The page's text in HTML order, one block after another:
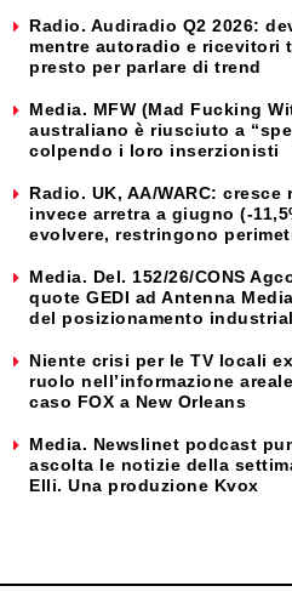
Radio. Audiradio Q2 2026:
mentre autoradio e ricevitori
presto per parlare di trend
Media. MFW (Mad Fucking
australiano è riusciuto a
colpendo i loro inserzionisti
Radio. UK, AA/WARC:
invece arretra a giugno (-
evolvere, restringono
Media. Del. 152/26/CONS
quote GEDI ad Antenna
del posizionamento
Niente crisi per le TV locali
ruolo nell’informazione
caso FOX a New Orleans
Media. Newslinet podcast
ascolta le notizie della
Elli. Una produzione Kvox